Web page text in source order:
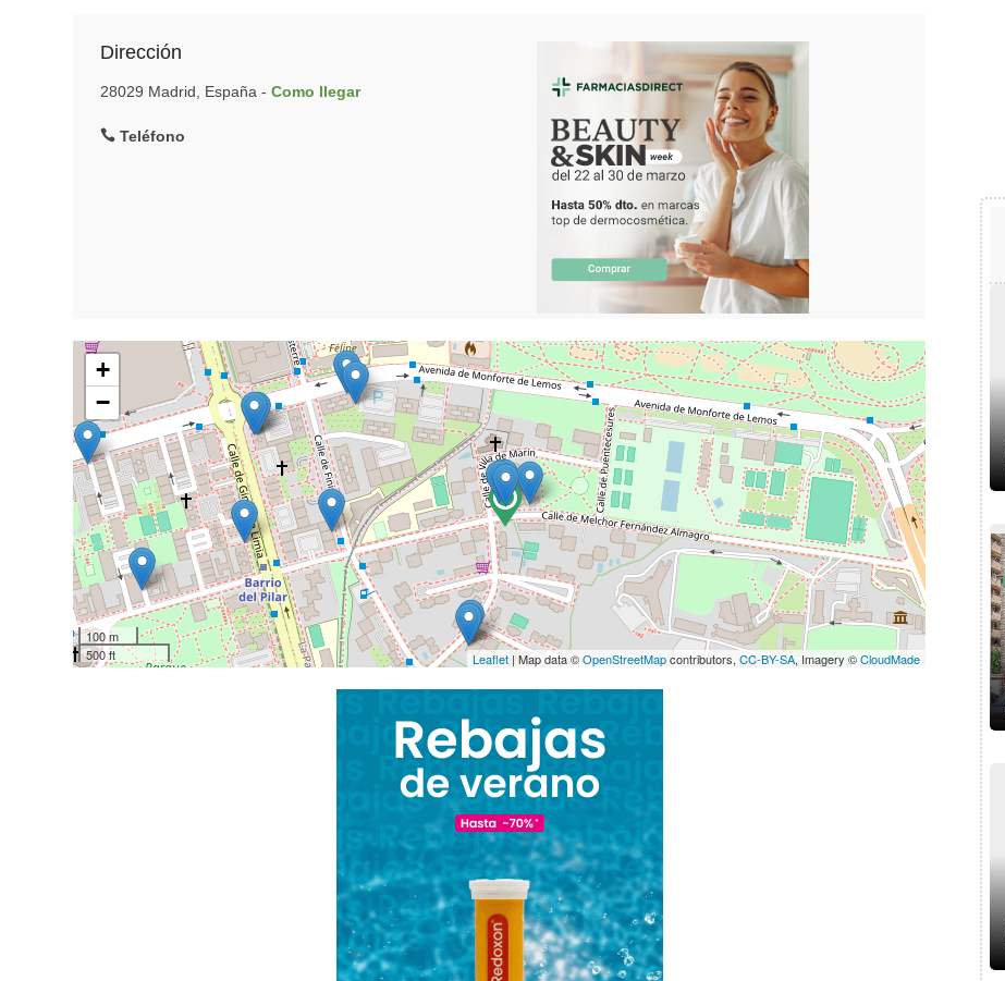
Dirección
28029 Madrid, España - Como llegar
Teléfono
+
−
100 m
500 ft
Leaflet | Map data ©OpenStreetMapcontributors,CC-BY-SA, Imagery ©CloudMade